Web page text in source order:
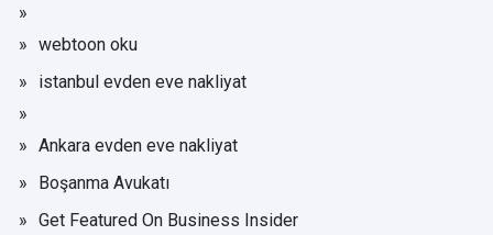
webtoon oku
istanbul evden eve nakliyat
Ankara evden eve nakliyat
Boşanma Avukatı
Get Featured On Business Insider